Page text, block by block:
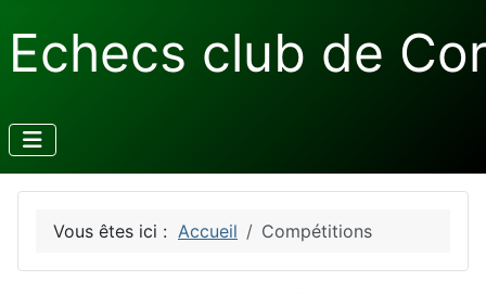
Echecs club de
Vous êtes ici : Accueil Compétitions